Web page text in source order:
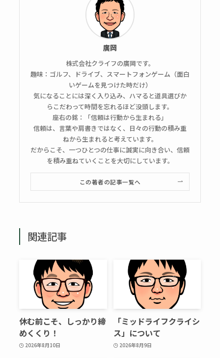
廣岡
株式会社クライフの廣岡です。
趣味：ゴルフ、ドライブ、スマートフォンゲーム（面白
いゲームを見つけた時だけ）
気になることには深く入り込み、ハマると道具選びか
らこだわって時間を忘れるほど没頭します。
座右の銘：「信頼は行動から生まれる」
信頼は、言葉や肩書きではなく、日々の行動の積み重
ねから生まれると考えています。
だからこそ、一つひとつの仕事に誠実に向き合い、信頼
を積み重ねていくことを大切にしています。
この著者の記事一覧へ
関連記事
休む前こそ、しっかり締
めくくり！
2026年8月10日
「ミッドライフクライシ
ス」について
2026年8月9日